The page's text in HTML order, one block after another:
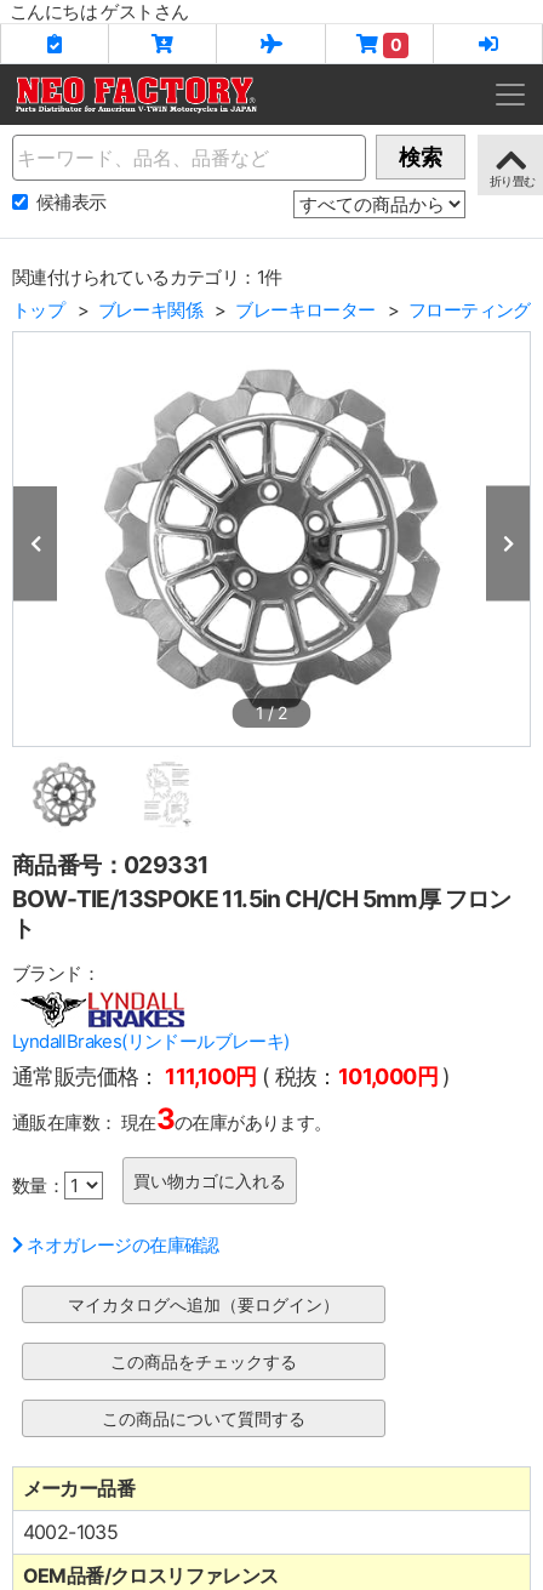
こんにちは ゲストさん
0
Name 検索
候補表示
関連付けられているカテゴリ：1件
トップ
ブレーキ関係 ブレーキローター フローティング
1/2
商品番号：029331
BOW-TIE/13SPOKE 11.5in CH/CH 5mm厚 フロン
ト
ブランド：
LyndallBrakes(リンドールブレーキ)
通常販売価格： 111,100円 ( 税抜： 101,000円 )
通販在庫数： 現在3の在庫があります。
数量：
ネオガレージの在庫確認
メーカー品番
4002-1035
OEM品番/クロスリファレンス